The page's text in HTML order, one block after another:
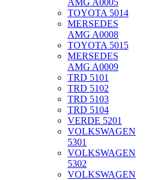
AMG A0005
TOYOTA 5014
MERSEDES
AMG A0008
TOYOTA 5015
MERSEDES
AMG A0009
TRD 5101
TRD 5102
TRD 5103
TRD 5104
VERDE 5201
VOLKSWAGEN
5301
VOLKSWAGEN
5302
VOLKSWAGEN